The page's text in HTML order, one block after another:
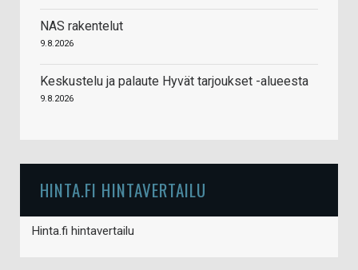
NAS rakentelut
9.8.2026
Keskustelu ja palaute Hyvät tarjoukset -alueesta
9.8.2026
HINTA.FI HINTAVERTAILU
Hinta.fi hintavertailu